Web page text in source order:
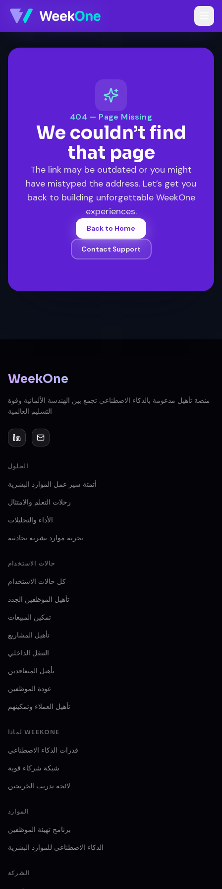
404 — Page Missing
We couldn’t find
that page
The link may be outdated or you might
have mistyped the address. Let’s get you
back to building unforgettable WeekOne
experiences.
Back to Home
Contact Support
WeekOne
منصة تأهيل مدعومة بالذكاء الاصطناعي تجمع بين الهندسة الألمانية وقوة
التسليم العالمية
الحلول
أتمتة سير عمل الموارد البشرية
رحلات التعلم والامتثال
الأداء والتحليلات
تجربة موارد بشرية تحادثية
حالات الاستخدام
كل حالات الاستخدام
تأهيل الموظفين الجدد
تمكين المبيعات
تأهيل المشاريع
التنقل الداخلي
تأهيل المتعاقدين
عودة الموظفين
تأهيل العملاء وتمكينهم
لماذا WEEKONE
قدرات الذكاء الاصطناعي
شبكة شركاء قوية
لائحة تدريب الخريجين
الموارد
برنامج تهيئة الموظفين
الذكاء الاصطناعي للموارد البشرية
الشركة